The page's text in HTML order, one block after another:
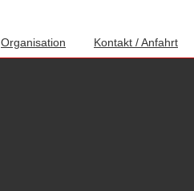
Organisation Kontakt / Anfahrt